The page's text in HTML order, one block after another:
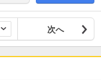
次へ